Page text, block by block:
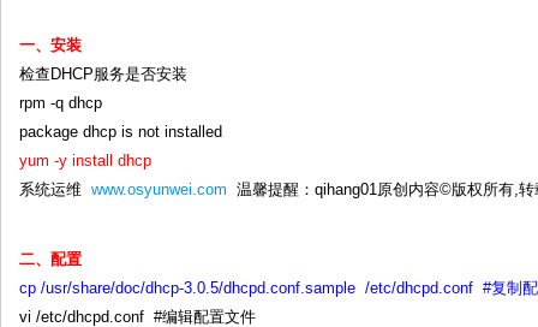
一、安装
检查DHCP服务是否安装
rpm -q dhcp
package dhcp is not installed
yum -y install dhcp
系统运维 www.osyunwei.com 温馨提醒：qihang01原创内容©版权所有,
二、配置
cp /usr/share/doc/dhcp-3.0.5/dhcpd.conf.sample /etc/dhcpd.conf #复制
vi /etc/dhcpd.conf #编辑配置文件